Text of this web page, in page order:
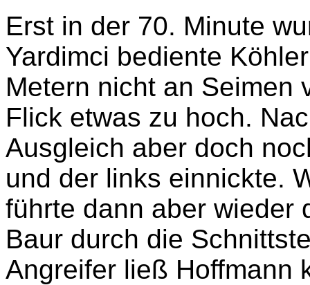
Erst in der 70. Minute
Yardimci bediente
Metern nicht an Seimen
Flick etwas zu hoch.
Ausgleich aber doch
und der links einnickte.
führte dann aber wieder
Baur durch die
Angreifer ließ Hoffmann